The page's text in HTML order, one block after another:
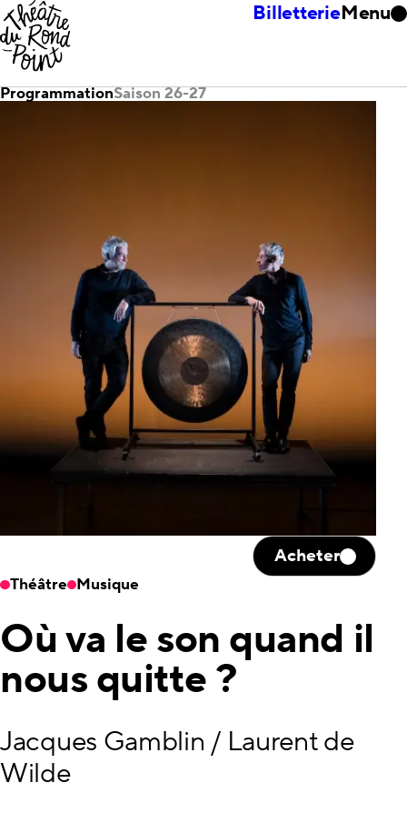
BilletterieMenu
ProgrammationSaison 26-27
Théâtre Musique
Acheter
Où va le son quand il
nous quitte ?
Jacques Gamblin / Laurent de
Wilde